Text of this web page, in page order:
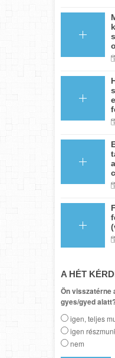
A HÉT
Ön visszatérne
gyes/gyed
igen, teljes
igen
nem